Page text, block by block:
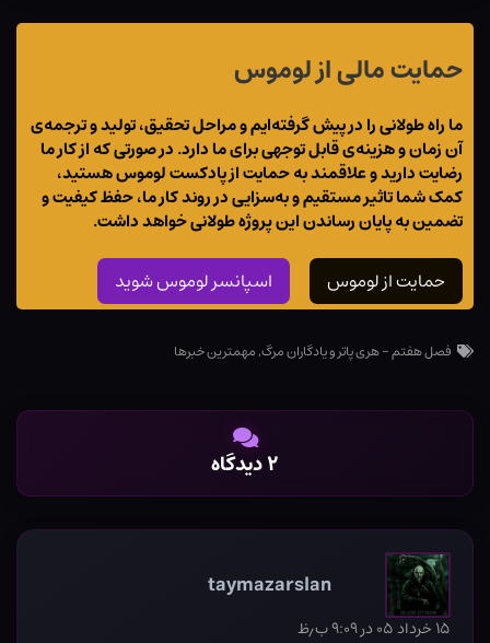
حمایت مالی از لوموس
ما راه طولانی را در پیش گرفته‌ایم و مراحل تحقیق، تولید و ترجمه‌ی
آن زمان و هزینه‌ی قابل توجهی برای ما دارد. در صورتی که از کار ما
رضایت دارید و علاقمند به حمایت از پادکست لوموس هستید،
کمک شما تاثیر مستقیم و به‌سزایی در روند کار ما، حفظ کیفیت و
تضمین به پایان رساندن این پروژه طولانی خواهد داشت.
حمایت از لوموس اسپانسر لوموس شوید
فصل هفتم - هری پاتر و یادگاران مرگ,مهمترین خبرها
۲ دیدگاه
taymazarslan
۱۵ خرداد ۰۵ در ۹:۰۹ ب٫ظ